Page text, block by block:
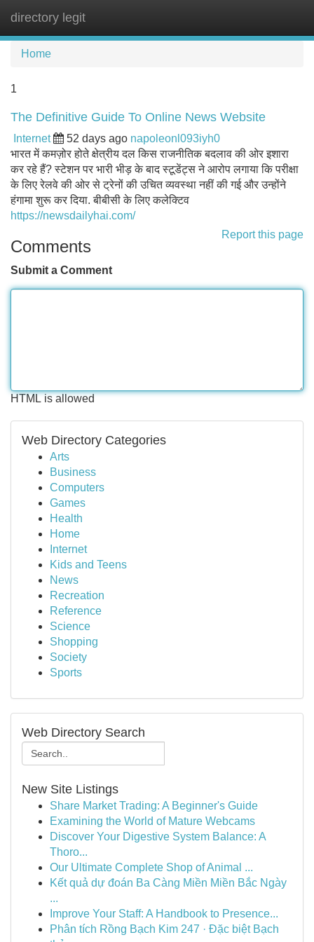
directory legit
Home
1
The Definitive Guide To Online News Website
Internet 52 days ago napoleonl093iyh0
भारत में कमज़ोर होते क्षेत्रीय दल किस राजनीतिक बदलाव की ओर इशारा
कर रहे हैं? स्टेशन पर भारी भीड़ के बाद स्टूडेंट्स ने आरोप लगाया कि परीक्षा
के लिए रेलवे की ओर से ट्रेनों की उचित व्यवस्था नहीं की गई और उन्होंने
हंगामा शुरू कर दिया. बीबीसी के लिए कलेक्टिव
https://newsdailyhai.com/
Report this page
Comments
Submit a Comment
HTML is allowed
Web Directory Categories
Arts
Business
Computers
Games
Health
Home
Internet
Kids and Teens
News
Recreation
Reference
Science
Shopping
Society
Sports
Web Directory Search
New Site Listings
Share Market Trading: A Beginner's Guide
Examining the World of Mature Webcams
Discover Your Digestive System Balance: A
Thoro...
Our Ultimate Complete Shop of Animal ...
Kết quả dự đoán Ba Càng Miền Miền Bắc Ngày
...
Improve Your Staff: A Handbook to Presence...
Phân tích Rồng Bạch Kim 247 · Đặc biệt Bạch